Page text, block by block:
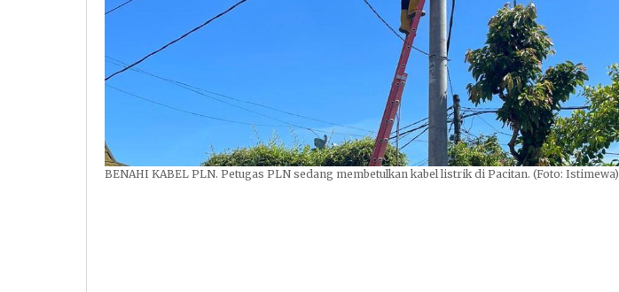
BENAHI KABEL PLN. Petugas PLN sedang membetulkan kabel listrik di Pacitan. (Foto: Istimewa)